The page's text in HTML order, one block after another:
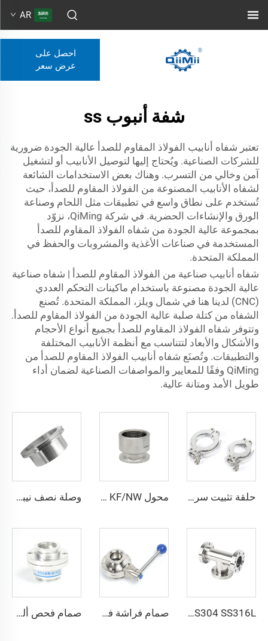
AR
احصل على
عرض سعر
شفة أنبوب ss
تعتبر شفاه أنابيب الفولاذ المقاوم للصدأ عالية الجودة ضرورية
للشركات الصناعية. ويُحتاج إليها لتوصيل الأنابيب أو لتشغيل
آمن وخالي من التسرب. وهناك بعض الاستخدامات الشائعة
لشفاه الأنابيب المصنوعة من الفولاذ المقاوم للصدأ، حيث
تُستخدم على نطاق واسع في تطبيقات مثل اللحام وصناعة
الورق والإنشاءات الحضرية. في شركة QiMing، نزوّد
بمجموعة عالية الجودة من شفاه الفولاذ المقاوم للصدأ
المستخدمة في صناعات الأغذية والمشروبات والحفظ في
المملكة المتحدة.
شفاه أنابيب صناعية من الفولاذ المقاوم للصدأ | شفاه صناعية
عالية الجودة مصنوعة باستخدام ماكينات التحكم العددي
(CNC) لدينا هنا في شمال ويلز، المملكة المتحدة. تُصنع
الشفاه من كتلة صلبة عالية الجودة من الفولاذ المقاوم للصدأ.
وتتوفر شفاه الفولاذ المقاوم للصدأ بجميع أنواع الأحجام
والأشكال والأبعاد لتتناسب مع أنظمة الأنابيب المختلفة
والتطبيقات. وتُصنَع شفاه أنابيب الفولاذ المقاوم للصدأ من
QiMing وفقًا للمعايير والمواصفات الصناعية لضمان أداء
طويل الأمد ومتانة عالية.
حلقة تثبيت سريعة KF من الألومنيوم، KF16/KF25/KF40/KF50، وصلات فراغية NW25/NW40، شفاه مشبك عالي الجودة للصناعات شبه الموصلة محول KF/NW أنثوي من الفولاذ المقاوم للصدأ، قطع توصيل حلقات فراغية، خيط PT/NPT، من KF16 إلى KF50 و1/8"-2" وصلة نصف نيبل حسب نظام ISO-K، من الفولاذ المقاوم للصدأ SS304/SS316L، شفة توصيل ناعمة بنظام المشبك للحام في أنظمة الفراغ، نيبل عالي الجودة، مقاسات ISO63-500، L=30/100 مم
SS304 SS316L فولاذ مقاوم للصدأ ثلاثي الاتجاه متساوي الشُعب من نوع CF قابل للدوران CF16-CF100 فراغ عالي بثقوب عابرة 3/4"-4" تركيبة شفة عالية الجودة قابلة للدوران/ثابتة محول على شكل حرف T ثلاثي الاتجاه صمام فراشة فراغي من الفولاذ المقاوم للصدأ SS304 وSS316L مع ختم FKM، نوع KF25/KF40/KF50 مع شفة، مشغل يدوي أو كهربائي، مقاس NW25/40 صمام فحص ألومنيوم KF مع شفط صمام فحص بشفاعات NW25/NW40، جسم غير عكسي KF25/KF40 مع ختم FKM